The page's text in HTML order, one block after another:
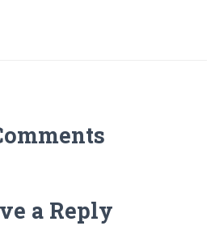
a Reply